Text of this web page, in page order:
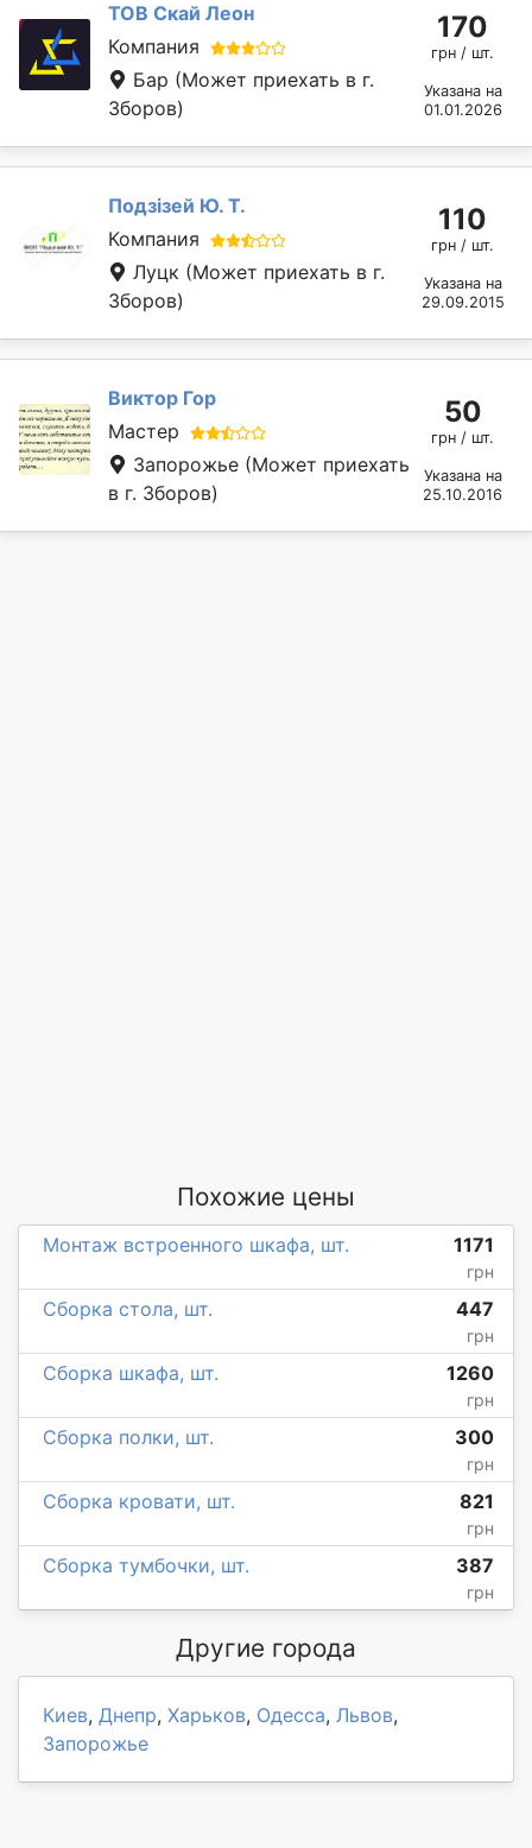
ТОВ Скай Леон
Компания
Бар (Может приехать в г.
Зборов)
170
грн / шт.
Указана на
01.01.2026
Подзізей Ю. Т.
Компания
Луцк (Может приехать в г.
Зборов)
110
грн / шт.
Указана на
29.09.2015
Виктор Гор
Мастер
Запорожье (Может приехать
в г. Зборов)
50
грн / шт.
Указана на
25.10.2016
Похожие цены
Монтаж встроенного шкафа, шт. 1171
грн
Сборка стола, шт. 447
грн
Сборка шкафа, шт. 1260
грн
Сборка полки, шт. 300
грн
Сборка кровати, шт. 821
грн
Сборка тумбочки, шт. 387
грн
Другие города
Киев, Днепр, Харьков, Одесса, Львов,
Запорожье